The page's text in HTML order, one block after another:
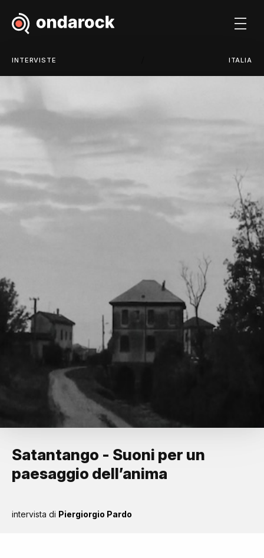
INTERVISTE ITALIA
Satantango - Suoni per un
paesaggio dell’anima
intervista di Piergiorgio Pardo